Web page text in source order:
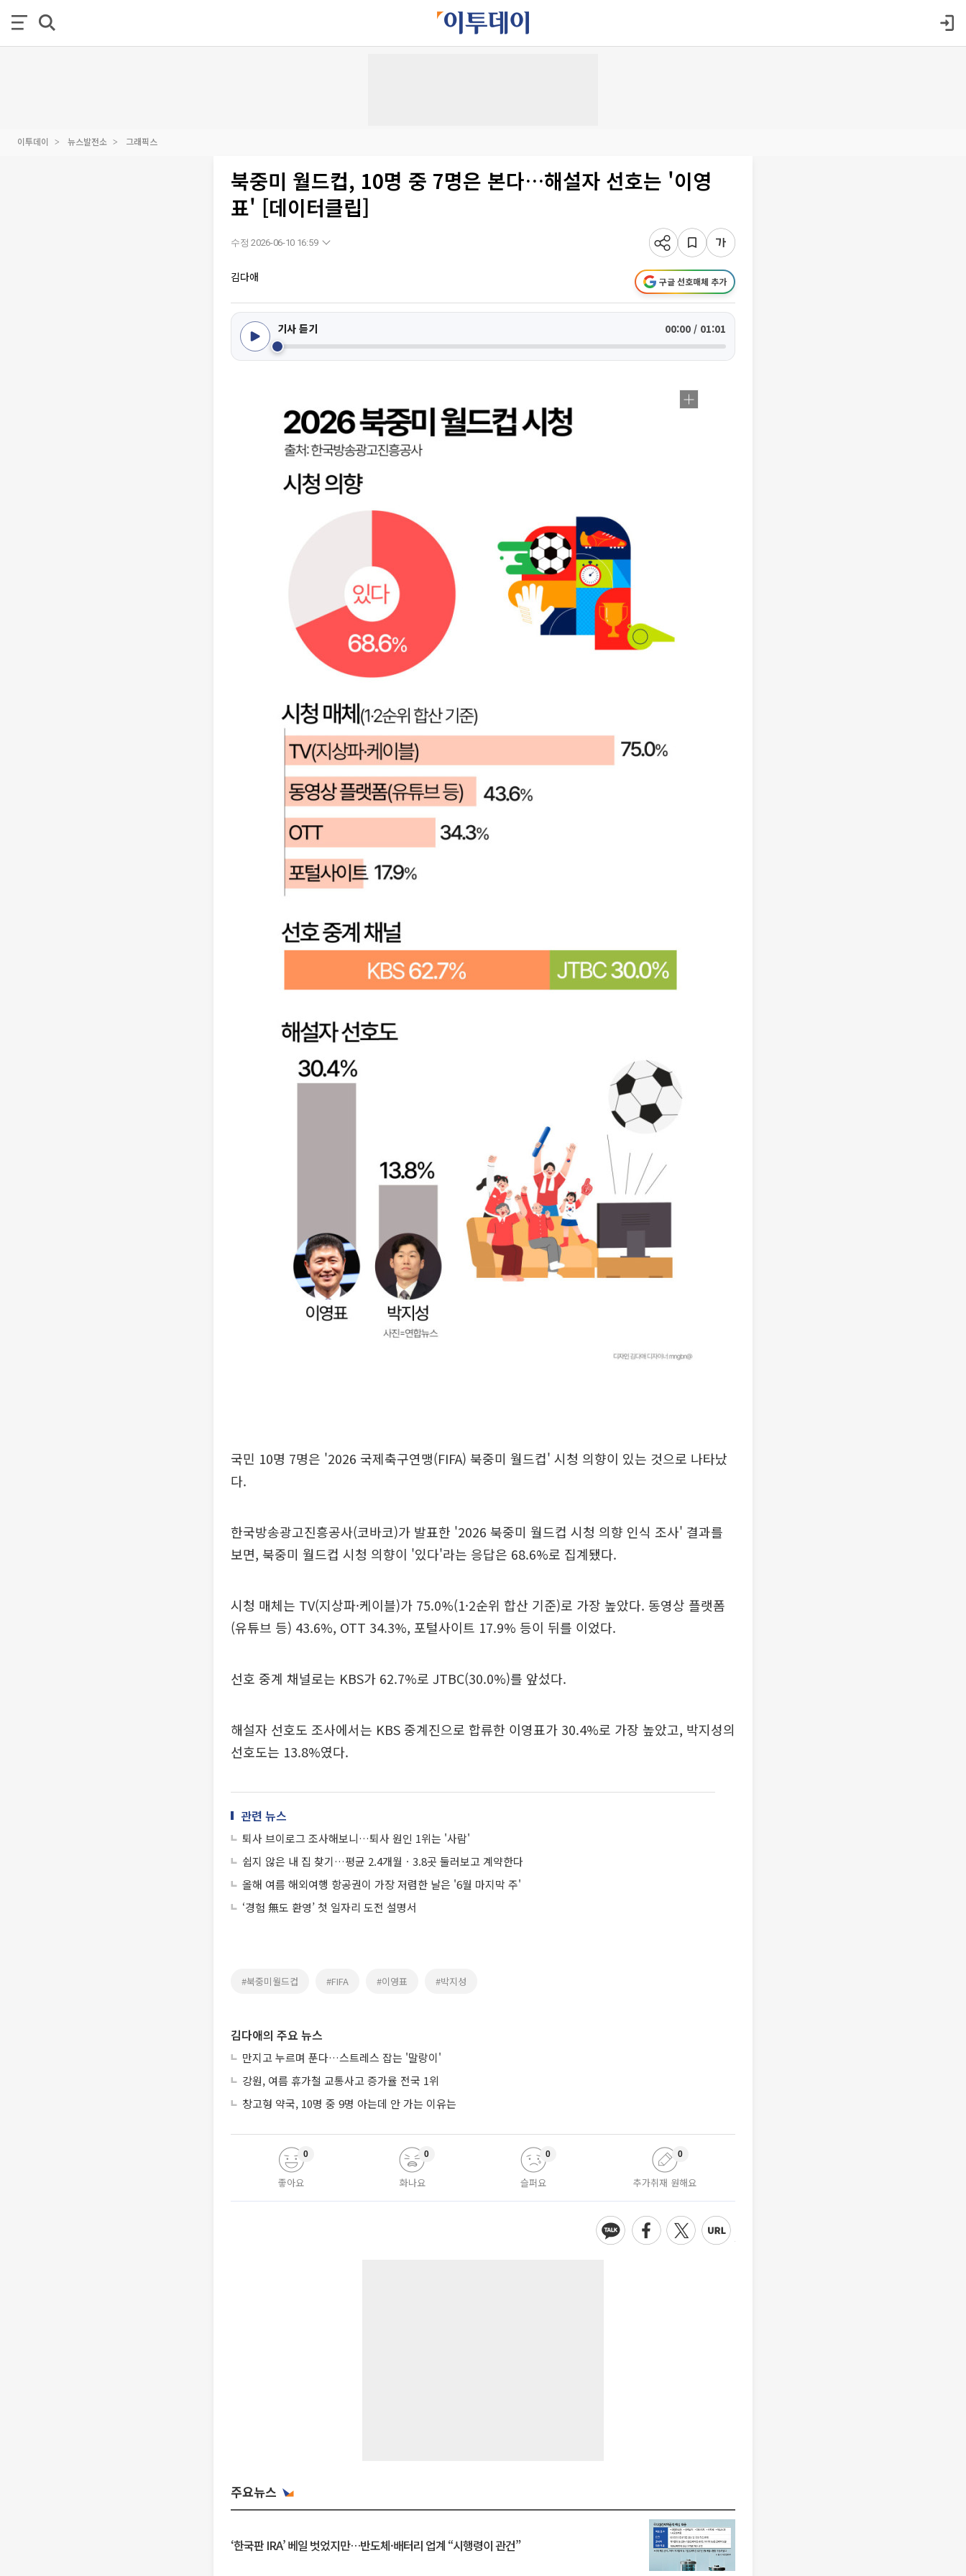
이투데이 뉴스발전소 그래픽스
북중미 월드컵, 10명 중 7명은 본다…해설자 선호는 '이영
표' [데이터클립]
수정 2026-06-10 16:59
김다애 구글 선호매체 추가
기사 듣기 00:00 / 01:01
국민 10명 7명은 '2026 국제축구연맹(FIFA) 북중미 월드컵' 시청 의향이 있는 것으로 나타났
다.
한국방송광고진흥공사(코바코)가 발표한 '2026 북중미 월드컵 시청 의향 인식 조사' 결과를
보면, 북중미 월드컵 시청 의향이 '있다'라는 응답은 68.6%로 집계됐다.
시청 매체는 TV(지상파·케이블)가 75.0%(1·2순위 합산 기준)로 가장 높았다. 동영상 플랫폼
(유튜브 등) 43.6%, OTT 34.3%, 포털사이트 17.9% 등이 뒤를 이었다.
선호 중계 채널로는 KBS가 62.7%로 JTBC(30.0%)를 앞섰다.
해설자 선호도 조사에서는 KBS 중계진으로 합류한 이영표가 30.4%로 가장 높았고, 박지성의
선호도는 13.8%였다.
관련 뉴스
퇴사 브이로그 조사해보니…퇴사 원인 1위는 '사람'
쉽지 않은 내 집 찾기…평균 2.4개월ㆍ3.8곳 둘러보고 계약한다
올해 여름 해외여행 항공권이 가장 저렴한 날은 '6월 마지막 주'
‘경험 無도 환영’ 첫 일자리 도전 설명서
#북중미월드컵 #FIFA #이영표 #박지성
김다애의 주요 뉴스
만지고 누르며 푼다…스트레스 잡는 '말랑이'
강원, 여름 휴가철 교통사고 증가율 전국 1위
창고형 약국, 10명 중 9명 아는데 안 가는 이유는
좋아요
0
화나요
0
슬퍼요
0
추가취재 원해요
0
주요뉴스
‘한국판 IRA’ 베일 벗었지만…반도체·배터리 업계 “시행령이 관건”